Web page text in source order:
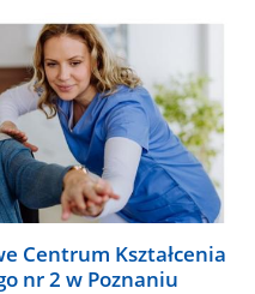
Centrum Kształcenia
nr 2 w Poznaniu